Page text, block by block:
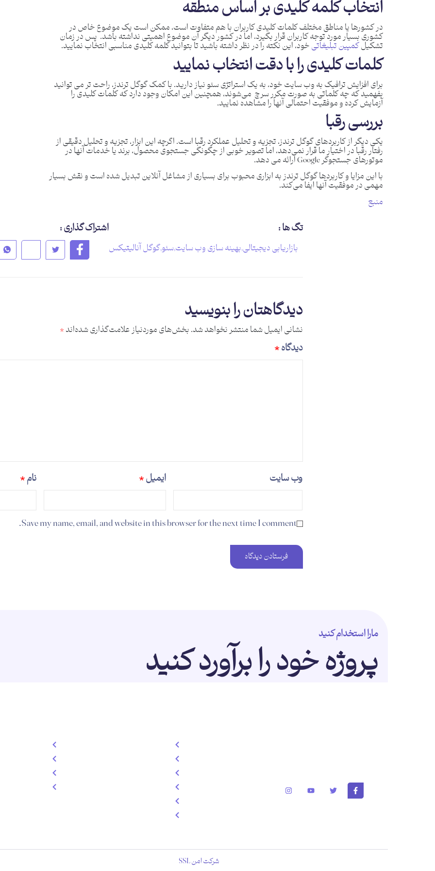
انتخاب کلمه کلیدی بر اساس منطقه
در کشورها یا مناطق مختلف کلمات کلیدی کاربران با هم متفاوت است، ممکن است یک موضوع خاص در
کشوری بسیار مورد توجه کاربران قرار بگیرد، اما در کشور دیگر آن موضوع اهمیتی نداشته باشد. پس در زمان
تشکیلکمپین تبلیغاتیخود، این نکته را در نظر داشته باشید تا بتوانید کلمه کلیدی مناسبی انتخاب نمایید.
کلمات کلیدی را با دقت انتخاب نمایید
برای افزایش ترافیک به وب سایت خود، به یک استراتژی سئو نیاز دارید. با کمک گوگل ترندز، راحت تر می توانید
بفهمید که چه کلماتی به صورت مکرر سرچ می‌شوند، همچنین این امکان وجود دارد که کلمات کلیدی را
آزمایش کرده و موفقیت احتمالی آنها را مشاهده نمایید.
بررسی رقبا
یکی دیگر از کاربردهای گوگل ترندز، تجزیه و تحلیل عملکرد رقبا است. اگرچه این ابزار، تجزیه و تحلیل دقیقی از
رفتار رقبا در اختیار ما قرار نمی‌دهد، اما تصویر خوبی از چگونگی جستجوی محصول، برند یا خدمات آنها در
موتورهای جستجوگر Google ارائه می دهد.
با این مزایا و کاربردها گوگل ترندز به ابزاری محبوب برای بسیاری از مشاغل آنلاین تبدیل شده است و نقش بسیار
مهمی در موفقیت آنها ایفا می‌کند.
منبع
تگ ها :
بازاریابی دیجیتالی,بهینه سازی وب سایت,سئو,گوگل آنالیتیکس
اشتراک گذاری :
دیدگاهتان را بنویسید
نشانی ایمیل شما منتشر نخواهد شد.بخش‌های موردنیاز علامت‌گذاری شده‌اند*
دیدگاه*
نام* ایمیل* وب‌ سایت
Save my name, email, and website in this browser for the next time I comment.
مارا استخدام کنید
پروژه خود را برآورد کنید
شرکت امن SSL